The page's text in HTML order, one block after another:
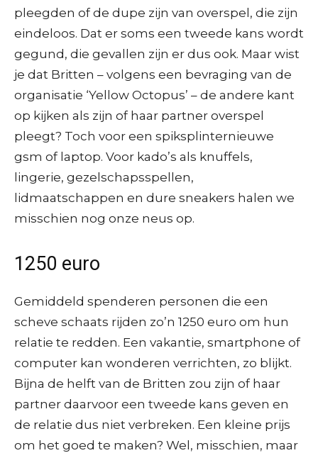
pleegden of de dupe zijn van overspel, die zijn
eindeloos. Dat er soms een tweede kans wordt
gegund, die gevallen zijn er dus ook. Maar wist
je dat Britten – volgens een bevraging van de
organisatie ‘Yellow Octopus’ – de andere kant
op kijken als zijn of haar partner overspel
pleegt? Toch voor een spiksplinternieuwe
gsm of laptop. Voor kado’s als knuffels,
lingerie, gezelschapsspellen,
lidmaatschappen en dure sneakers halen we
misschien nog onze neus op.
1250 euro
Gemiddeld spenderen personen die een
scheve schaats rijden zo’n 1250 euro om hun
relatie te redden. Een vakantie, smartphone of
computer kan wonderen verrichten, zo blijkt.
Bijna de helft van de Britten zou zijn of haar
partner daarvoor een tweede kans geven en
de relatie dus niet verbreken. Een kleine prijs
om het goed te maken? Wel, misschien, maar